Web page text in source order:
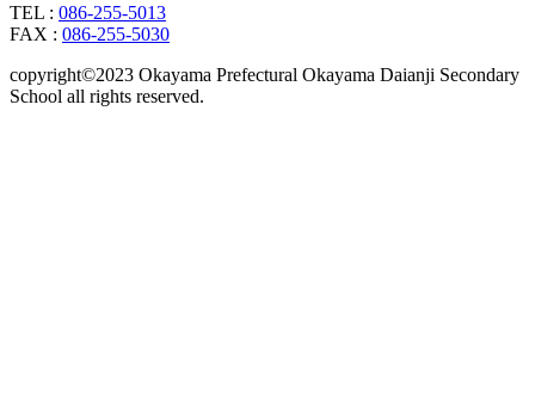
TEL : 086-255-5013
FAX : 086-255-5030
copyright©2023 Okayama Prefectural Okayama Daianji Secondary
School all rights reserved.